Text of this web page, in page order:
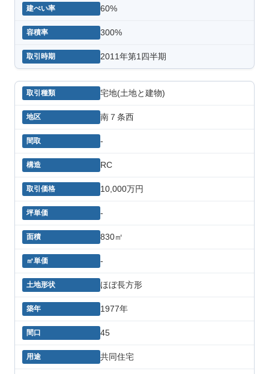
60%
300%
2011年第1四半期
宅地(土地と建物)
南７条西
-
RC
10,000万円
-
830㎡
-
ほぼ長方形
1977年
45
共同住宅